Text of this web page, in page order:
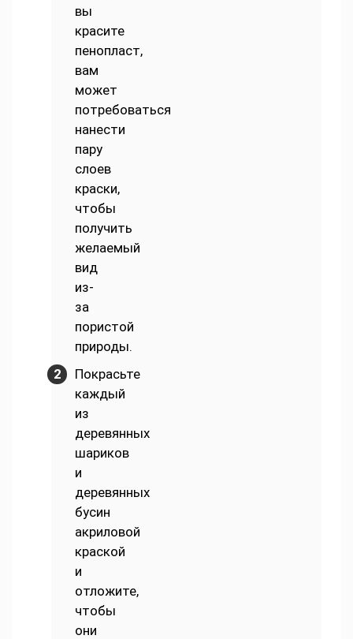
вы
красите
пенопласт,
вам
может
потребоваться
нанести
пару
слоев
краски,
чтобы
получить
желаемый
вид
из-
за
пористой
природы.
Покрасьте
каждый
из
деревянных
шариков
и
деревянных
бусин
акриловой
краской
и
отложите,
чтобы
они